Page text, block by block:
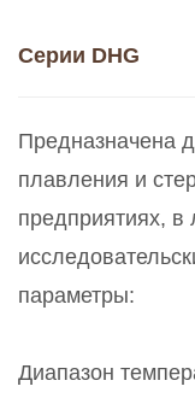
Cерии DHG
Предназначена
плавления и
предприятиях, в
параметры:
Диапазон